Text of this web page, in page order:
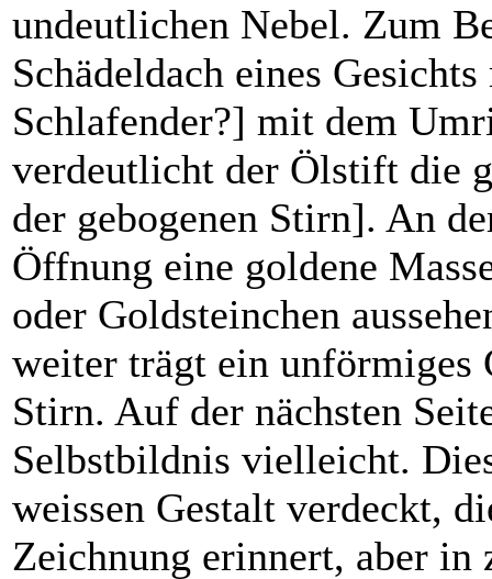
undeutlichen Nebel. Zum
Schädeldach eines
Schlafender?] mit dem
verdeutlicht der Ölstift die
der gebogenen Stirn]. An
Öffnung eine goldene
oder Goldsteinchen
weiter trägt ein unförmiges
Stirn. Auf der nächsten
Selbstbildnis vielleicht.
weissen Gestalt verdeckt,
Zeichnung erinnert, aber in